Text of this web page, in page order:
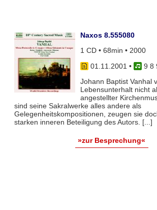
Naxos 8.555080
1 CD • 68min • 2000
01.11.2001 •
9 8
Johann Baptist Vanhal
Lebensunterhalt nicht
angestellter
sind seine Sakralwerke alles andere als
Gelegenheitskompositionen, zeugen sie
starken inneren Beteiligung des Autors. [...]
»zur Besprechung«